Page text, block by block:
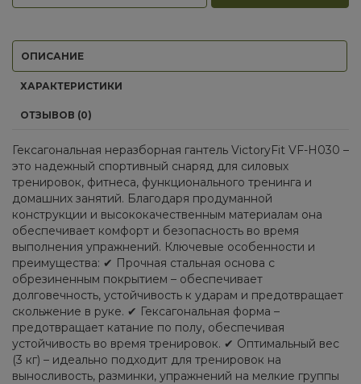
ОПИСАНИЕ
ХАРАКТЕРИСТИКИ
ОТЗЫВОВ (0)
Гексагональная неразборная гантель VictoryFit VF-H030 –
это надежный спортивный снаряд для силовых
тренировок, фитнеса, функционального тренинга и
домашних занятий. Благодаря продуманной
конструкции и высококачественным материалам она
обеспечивает комфорт и безопасность во время
выполнения упражнений. Ключевые особенности и
преимущества: ✔ Прочная стальная основа с
обрезиненным покрытием – обеспечивает
долговечность, устойчивость к ударам и предотвращает
скольжение в руке. ✔ Гексагональная форма –
предотвращает катание по полу, обеспечивая
устойчивость во время тренировок. ✔ Оптимальный вес
(3 кг) – идеально подходит для тренировок на
выносливость, разминки, упражнений на мелкие группы